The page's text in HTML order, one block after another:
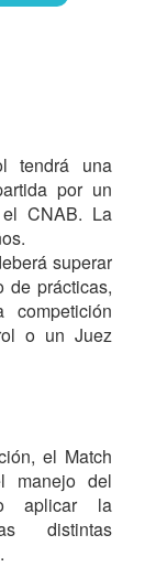
por un
el CNAB. La
de prácticas,
o un Juez
manejo del
aplicar la
distintas